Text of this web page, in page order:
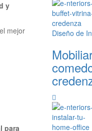
y
mejor
para
Diseño de